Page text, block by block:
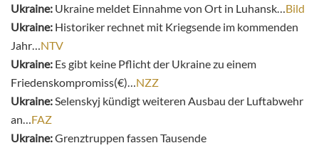
Ukraine: Ukraine meldet Einnahme von Ort in Luhansk… Bild
Ukraine: Historiker rechnet mit Kriegsende im kommenden
Jahr… NTV
Ukraine: Es gibt keine Pflicht der Ukraine zu einem
Friedenskompromiss(€)… NZZ
Ukraine: Selenskyj kündigt weiteren Ausbau der Luftabwehr
an… FAZ
Ukraine:Grenztruppen fassen Tausende